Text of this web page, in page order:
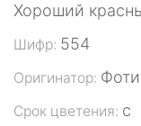
Хороший
Шифр: 554
Оригинатор:
Срок цветения: с